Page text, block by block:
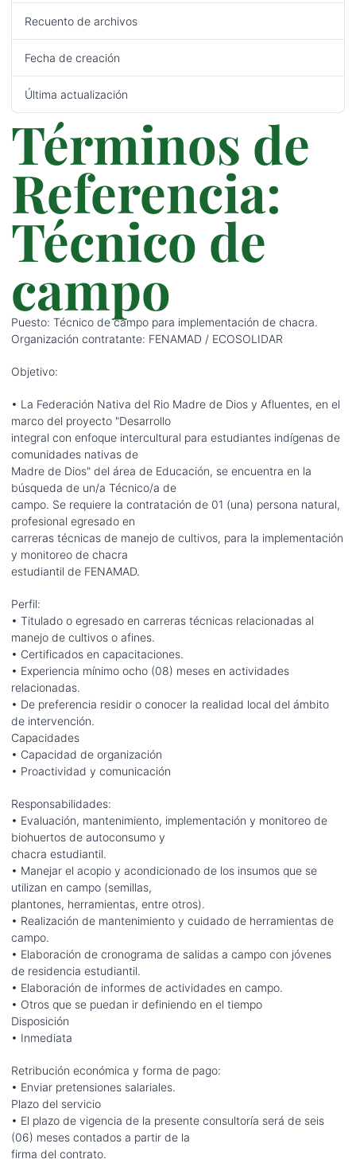
Recuento de archivos
Fecha de creación
Última actualización
Términos de
Referencia:
Técnico de
campo
Puesto: Técnico de campo para implementación de chacra.
Organización contratante: FENAMAD / ECOSOLIDAR
Objetivo:
• La Federación Nativa del Rio Madre de Dios y Afluentes, en el
marco del proyecto "Desarrollo
integral con enfoque intercultural para estudiantes indígenas de
comunidades nativas de
Madre de Dios" del área de Educación, se encuentra en la
búsqueda de un/a Técnico/a de
campo. Se requiere la contratación de 01 (una) persona natural,
profesional egresado en
carreras técnicas de manejo de cultivos, para la implementación
y monitoreo de chacra
estudiantil de FENAMAD.
Perfil:
• Titulado o egresado en carreras técnicas relacionadas al
manejo de cultivos o afines.
• Certificados en capacitaciones.
• Experiencia mínimo ocho (08) meses en actividades
relacionadas.
• De preferencia residir o conocer la realidad local del ámbito
de intervención.
Capacidades
• Capacidad de organización
• Proactividad y comunicación
Responsabilidades:
• Evaluación, mantenimiento, implementación y monitoreo de
biohuertos de autoconsumo y
chacra estudiantil.
• Manejar el acopio y acondicionado de los insumos que se
utilizan en campo (semillas,
plantones, herramientas, entre otros).
• Realización de mantenimiento y cuidado de herramientas de
campo.
• Elaboración de cronograma de salidas a campo con jóvenes
de residencia estudiantil.
• Elaboración de informes de actividades en campo.
• Otros que se puedan ir definiendo en el tiempo
Disposición
• Inmediata
Retribución económica y forma de pago:
• Enviar pretensiones salariales.
Plazo del servicio
• El plazo de vigencia de la presente consultoría será de seis
(06) meses contados a partir de la
firma del contrato.